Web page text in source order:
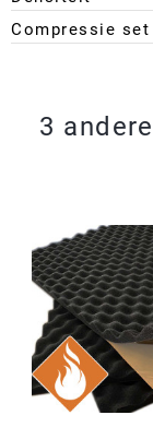
Compressie set
3